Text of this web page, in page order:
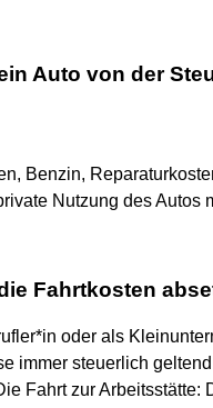
Auto von der
Benzin,
Nutzung des Autos
Fahrtkosten
oder als
immer steuerlich
Fahrt zur Arbeitsstätte: